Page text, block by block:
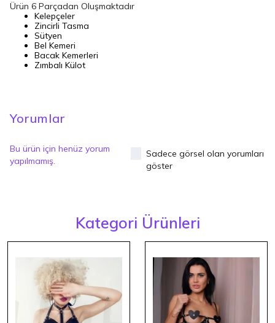
Ürün 6 Parçadan Oluşmaktadır
Kelepçeler
Zincirli Tasma
Sütyen
Bel Kemeri
Bacak Kemerleri
Zımbalı Külot
Yorumlar
Bu ürün için henüz yorum
yapılmamış.
Sadece görsel olan yorumları
göster
Kategori Ürünleri